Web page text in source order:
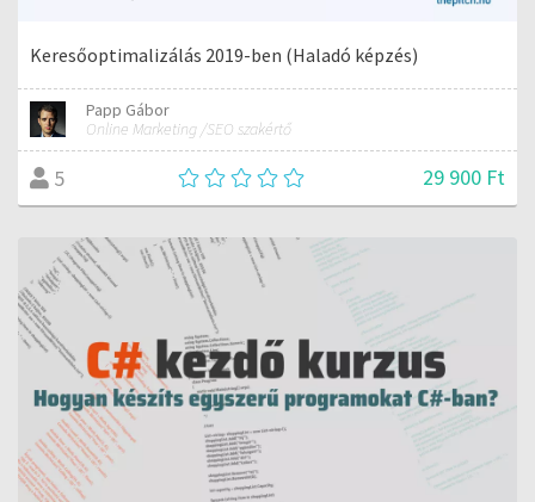
Keresőoptimalizálás 2019-ben (Haladó képzés)
Papp Gábor
Online Marketing /SEO szakértő
5 29 900 Ft